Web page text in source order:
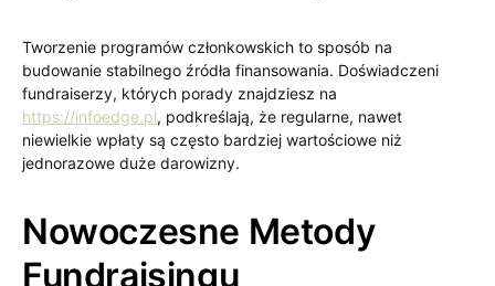
Tworzenie programów członkowskich to sposób na
budowanie stabilnego źródła finansowania. Doświadczeni
fundraiserzy, których porady znajdziesz na
https://infoedge.pl, podkreślają, że regularne, nawet
niewielkie wpłaty są często bardziej wartościowe niż
jednorazowe duże darowizny.
Nowoczesne Metody
Fundraisingu